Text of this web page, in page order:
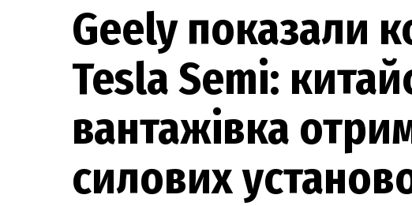
Geely показали
Tesla Semi:
вантажівка
силових